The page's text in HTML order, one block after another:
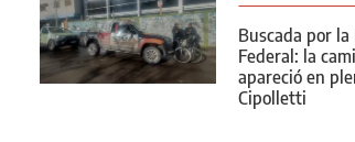
Buscada por la
Federal: la
apareció en
Cipolletti